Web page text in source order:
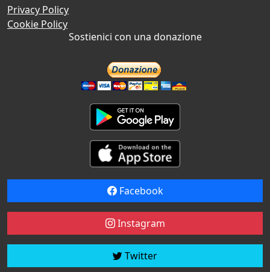
Privacy Policy
Cookie Policy
Sostienici con una donazione
Facebook
Instagram
Twitter